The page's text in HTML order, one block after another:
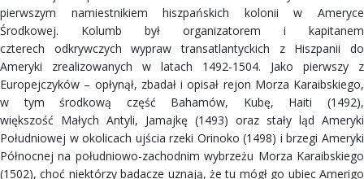
pierwszym namiestnikiem hiszpańskich kolonii w Ameryce
Środkowej. Kolumb był organizatorem i kapitanem
czterech odkrywczych wypraw transatlantyckich z Hiszpanii do
Ameryki zrealizowanych w latach 1492-1504. Jako pierwszy z
Europejczyków – opłynął, zbadał i opisał rejon Morza Karaibskiego,
w tym środkową część Bahamów, Kubę, Haiti (1492),
większość Małych Antyli, Jamajkę (1493) oraz stały ląd Ameryki
Południowej w okolicach ujścia rzeki Orinoko (1498) i brzegi Ameryki
Północnej na południowo-zachodnim wybrzeżu Morza Karaibskiego
(1502), choć niektórzy badacze uznają, że tu mógł go ubiec Amerigo